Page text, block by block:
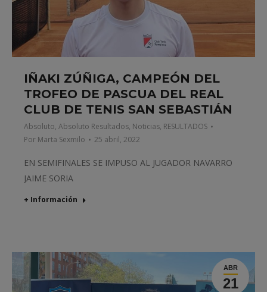
IÑAKI ZÚÑIGA, CAMPEÓN DEL
TROFEO DE PASCUA DEL REAL
CLUB DE TENIS SAN SEBASTIÁN
Absoluto, Absoluto Resultados, Noticias, RESULTADOS
Por Marta Sexmilo 25 abril, 2022
EN SEMIFINALES SE IMPUSO AL JUGADOR NAVARRO
JAIME SORIA
+ Información
ABR
21